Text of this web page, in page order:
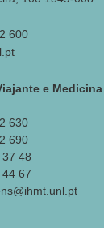
600
e Medicina
630
690
48
67